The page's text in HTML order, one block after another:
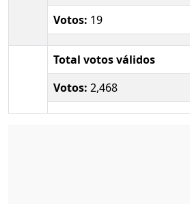
Votos: 19
Total votos válidos
Votos: 2,468